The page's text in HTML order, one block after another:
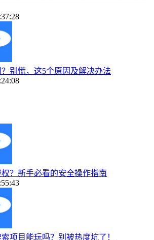
别慌，这5个原因及解决办法
？新手必看的安全操作指南
项目能玩吗？别被热度坑了！